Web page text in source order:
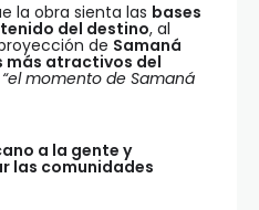
la obra sienta las bases
del destino, al
de Samaná
más atractivos del
“el momento de Samaná
a la gente y
las comunidades